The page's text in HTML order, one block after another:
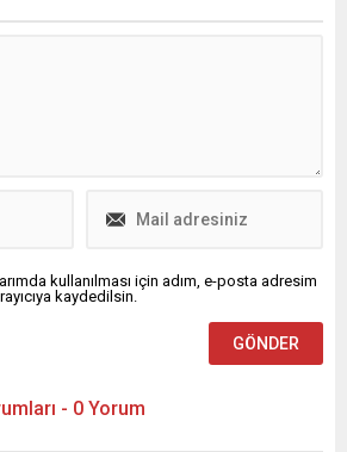
kullanılması için adım, e-posta adresim
kaydedilsin.
- 0 Yorum